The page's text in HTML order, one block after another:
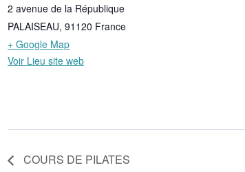
2 avenue de la République
PALAISEAU, 91120 France
+ Google Map
Voir Lieu site web
COURS DE PILATES